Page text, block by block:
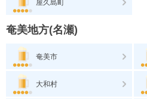
屋久島町
奄美地方(名瀬)
奄美市
大和村